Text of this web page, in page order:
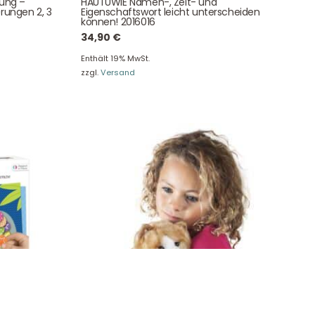
2, 3 Eigenschaftswort leicht unterscheiden
können! 2016016
34,90 €
Enthält 19% MwSt.
zzgl.Versand